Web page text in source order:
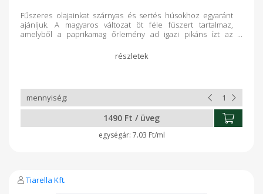
Fűszeres olajainkat szárnyas és sertés húsokhoz egyaránt
ajánljuk. A magyaros változat öt féle fűszert tartalmaz,
amelyből a paprikamag őrlemény ad igazi pikáns ízt az
de grillezéskor is. Remekül felhasználható zöldségekhez,
salátákhoz és sajtokhoz is. Sót nem tartalmaz.
1490 Ft / üveg
7.03 Ft/ml
Tiarella Kft.